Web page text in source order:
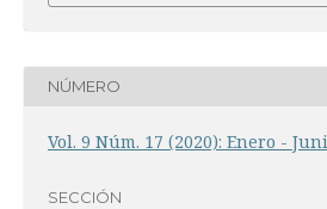
NÚMERO
Vol. 9 Núm. 17 (2020): Enero -
SECCIÓN